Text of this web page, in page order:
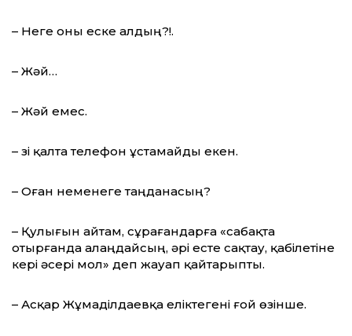
– Неге оны еске алдың?!.
– Жәй…
– Жәй емес.
– Өзі қалта телефон ұстамайды екен.
– Оған неменеге таңданасың?
– Қулығын айтам, сұрағандарға «сабақта
отырғанда алаңдайсың, әрі есте сақтау, қабілетіне
кері әсері мол» деп жауап қайтарыпты.
– Асқар Жұмаділдаевқа еліктегені ғой өзінше.